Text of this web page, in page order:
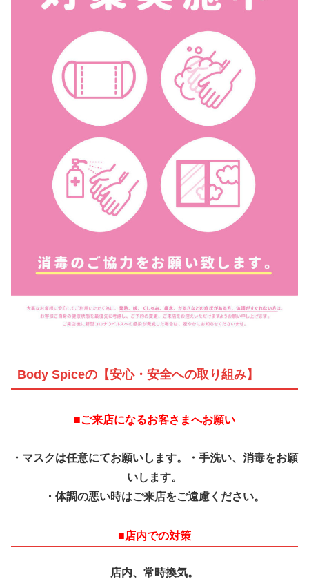
Body Spiceの 【安心・安全への取り組み】
■ご来店になるお客さまへお願い
・マスクは任意にてお願いします。・手洗い、消毒をお願
いします。
・体調の悪い時はご来店をご遠慮ください。
■店内での対策
店内、常時換気。